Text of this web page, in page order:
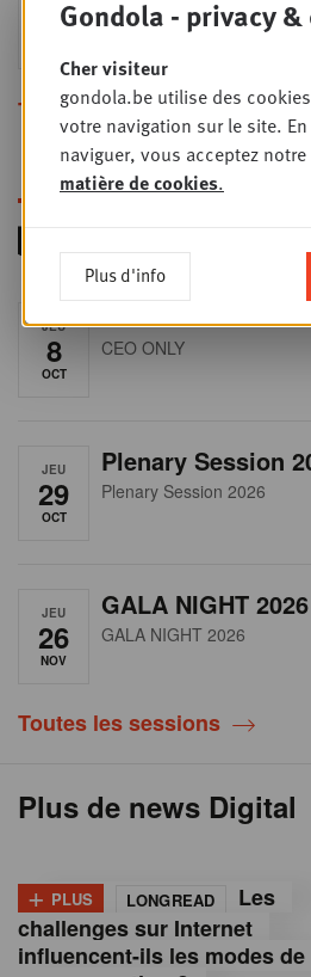
24
2026
Toutes les formations
JEU
8
OCT
RET-TALK
CEO ONLY
JEU
29
OCT
Plenary Session
Plenary Session 2026
JEU
26
NOV
GALA NIGHT 2026
GALA NIGHT 2026
Toutes les sessions
Plus de news Digital
+ PLUS LONGREAD
Les
challenges sur Internet
influencent-ils les modes de
Gondola - privacy
Cher visiteur
gondola.be utilise des
votre navigation sur le site.
naviguer, vous acceptez
matière de cookies.
Plus d'info